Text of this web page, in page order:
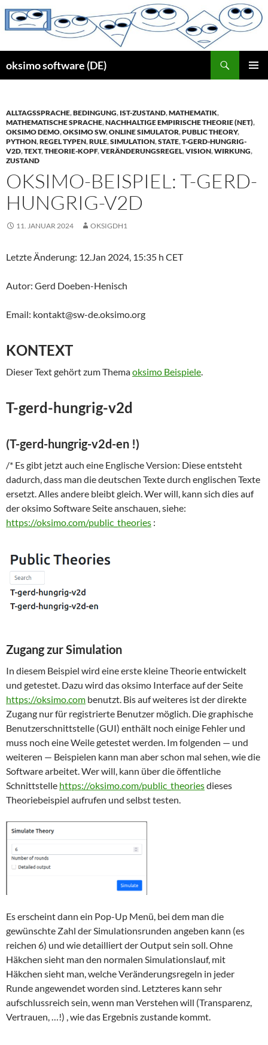
Zum
Inhalt
oksimo software (DE)
ALLTAGSSPRACHE,BEDINGUNG, IST-ZUSTAND,MATHEMATIK,
MATHEMATISCHE SPRACHE,NACHHALTIGE EMPIRISCHE THEORIE (NET),
OKSIMO DEMO,OKSIMO SW,ONLINE SIMULATOR,PUBLIC THEORY,
PYTHON,REGEL TYPEN,RULE,SIMULATION,STATE,T-GERD-HUNGRIG-
V2D,TEXT,THEORIE-KOPF,VERÄNDERUNGSREGEL,VISION,WIRKUNG,
ZUSTAND
OKSIMO-BEISPIEL: T-GERD-
HUNGRIG-V2D
11. JANUAR 2024 OKSIGDH1
Letzte Änderung: 12.Jan 2024, 15:35 h CET
Autor: Gerd Doeben-Henisch
Email: kontakt@sw-de.oksimo.org
KONTEXT
Dieser Text gehört zum Themaoksimo Beispiele.
T-gerd-hungrig-v2d
(T-gerd-hungrig-v2d-en !)
/* Es gibt jetzt auch eine Englische Version: Diese entsteht
dadurch, dass man die deutschen Texte durch englischen Texte
ersetzt. Alles andere bleibt gleich. Wer will, kann sich dies auf
der oksimo Software Seite anschauen, siehe:
https://oksimo.com/public_theories :
Zugang zur Simulation
In diesem Beispiel wird eine erste kleine Theorie entwickelt
und getestet. Dazu wird das oksimo Interface auf der Seite
https://oksimo.com benutzt. Bis auf weiteres ist der direkte
Zugang nur für registrierte Benutzer möglich. Die graphische
Benutzerschnittstelle (GUI) enthält noch einige Fehler und
muss noch eine Weile getestet werden. Im folgenden — und
weiteren — Beispielen kann man aber schon mal sehen, wie die
Software arbeitet. Wer will, kann über die öffentliche
Schnittstelle https://oksimo.com/public_theoriesdieses
Theoriebeispiel aufrufen und selbst testen.
Es erscheint dann ein Pop-Up Menü, bei dem man die
gewünschte Zahl der Simulationsrunden angeben kann (es
reichen 6) und wie detailliert der Output sein soll. Ohne
Häkchen sieht man den normalen Simulationslauf, mit
Häkchen sieht man, welche Veränderungsregeln in jeder
Runde angewendet worden sind. Letzteres kann sehr
aufschlussreich sein, wenn man Verstehen will (Transparenz,
Vertrauen, …!) , wie das Ergebnis zustande kommt.